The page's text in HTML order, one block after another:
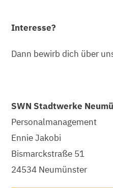
Interesse?
Dann bewirb dich über
SWN Stadtwerke
Personalmanagement
Ennie Jakobi
Bismarckstraße 51
24534 Neumünster